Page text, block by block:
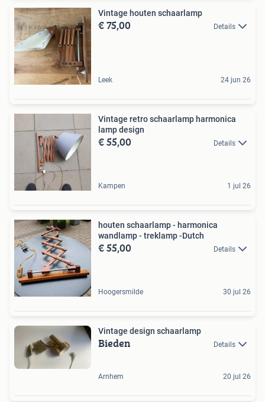
Vintage houten schaarlamp
€ 75,00 Details
Leek 24 jun 26
Vintage retro schaarlamp harmonica
lamp design
€ 55,00 Details
Kampen 1 jul 26
houten schaarlamp - harmonica
wandlamp - treklamp -Dutch
€ 55,00 Details
Hoogersmilde 30 jul 26
Vintage design schaarlamp
Bieden Details
Arnhem 20 jul 26